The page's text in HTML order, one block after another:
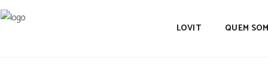
LOVIT QUEM